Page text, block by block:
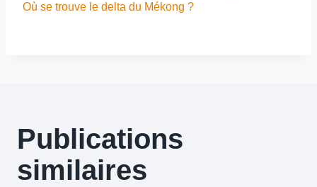
Où se trouve le delta du Mékong ?
Publications
similaires